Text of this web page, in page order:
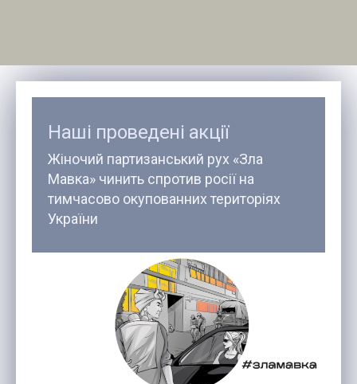
Наші проведені акції
Жіночий партизанський рух «Зла
Мавка» чинить спротив росії на
тимчасово окупованних територіях
України